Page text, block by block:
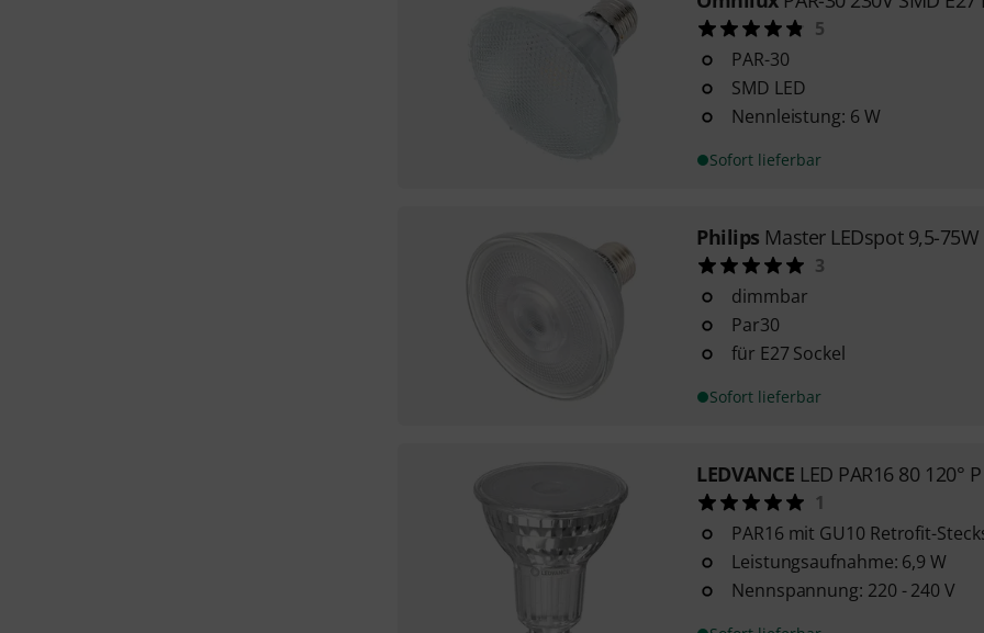
5
PAR-30
SMD LED
Nennleistung: 6 W
Sofort lieferbar
Philips Master LEDspot 9,5-75W
3
dimmbar
Par30
für E27 Sockel
Sofort lieferbar
LEDVANCE LED PAR16 80 120°
1
PAR16 mit GU10 Retrofit-
Leistungsaufnahme: 6,9 W
Nennspannung: 220 - 240 V